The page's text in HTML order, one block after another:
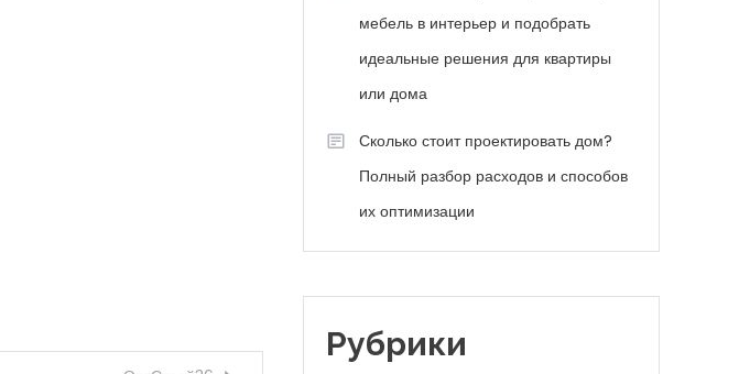
мебель в интерьер и подобрать
идеальные решения для квартиры
или дома
Сколько стоит проектировать дом?
Полный разбор расходов и способов
их оптимизации
Рубрики